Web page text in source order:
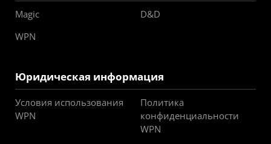
Magic
D&D
WPN
Юридическая информация
Условия использования
WPN
Политика
конфиденциальности
WPN